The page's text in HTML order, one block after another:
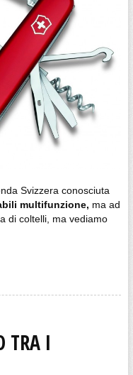
Svizzera conosciuta
multifunzione, ma ad
di coltelli, ma vediamo
TRA I